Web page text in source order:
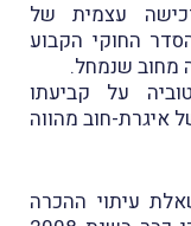
עצמית של
החוקי הקבוע
על קביעתו
איגרת-חוב מהווה
עיתוי ההכרה